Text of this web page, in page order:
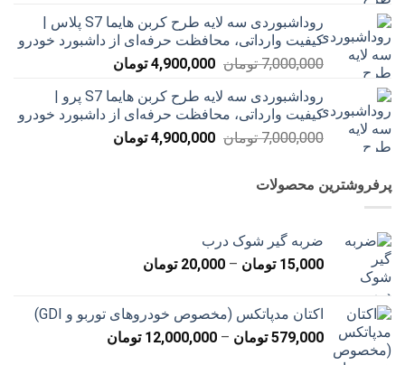
7,000,000 تومان
بود.
4,900,000 تومان
است.
روداشبوردی سه‌ لایه طرح کربن هایما S7 پلاس |
کیفیت وارداتی، محافظت حرفه‌ای از داشبورد خودرو
7,000,000 تومان قیمت
7,000,000 تومان
بود.
4,900,000 تومانقیمت
است.
روداشبوردی سه‌ لایه طرح کربن هایما S7 پرو |
کیفیت وارداتی، محافظت حرفه‌ای از داشبورد خودرو
7,000,000 تومان قیمت
4,900,000 تومانقیمت
پرفروشترین محصولات
ضربه گیر شوک درب
15,000 تومان –
20,000 تومان
تا
20,000 تومان
اکتان مدپاتکس (مخصوص خودروهای توربو و GDI)
579,000 تومان –
12,000,000 تومان